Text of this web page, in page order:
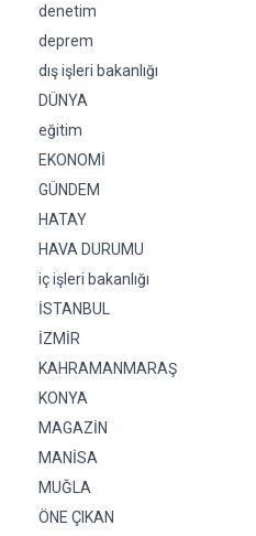
denetim
deprem
dış işleri bakanlığı
DÜNYA
eğitim
EKONOMİ
GÜNDEM
HATAY
HAVA DURUMU
iç işleri bakanlığı
İSTANBUL
İZMİR
KAHRAMANMARAŞ
KONYA
MAGAZİN
MANİSA
MUĞLA
ÖNE ÇIKAN